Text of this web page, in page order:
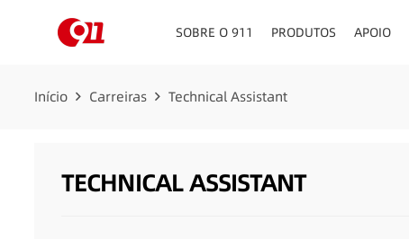
SOBRE O 911 PRODUTOS APOIO
Início Carreiras Technical Assistant
TECHNICAL ASSISTANT